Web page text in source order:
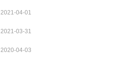
2021-04-01
2021-03-31
2020-04-03